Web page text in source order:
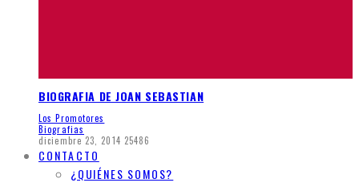
BIOGRAFIA DE JOAN SEBASTIAN
Los Promotores
Biografias
diciembre 23, 2014 25486
CONTACTO
¿QUIÉNES SOMOS?